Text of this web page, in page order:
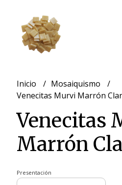
Inicio
Mosaiquismo
Venecitas Murvi Marrón
Venecitas
Marrón
Presentación